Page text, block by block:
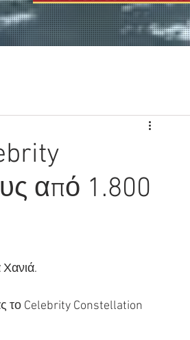
από 1.800
Χανιά.
το Celebrity Constellation